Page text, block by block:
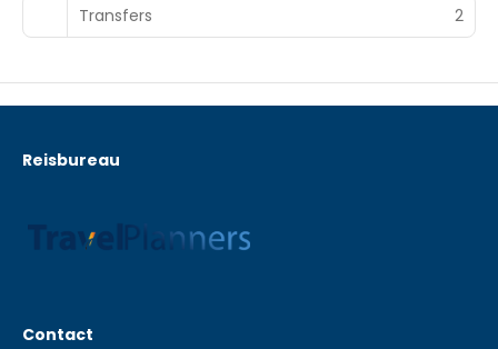
Transfers 2
Reisbureau
Contact